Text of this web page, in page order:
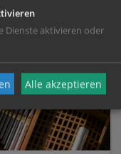
Dienste aktivieren oder
Alle akzeptieren